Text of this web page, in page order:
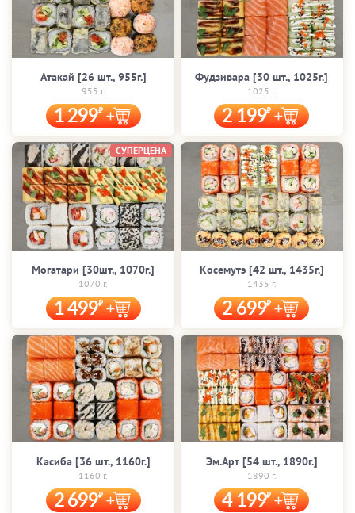
Атакай [26 шт., 955г.]
955 г.
1 299
Фудзивара [30 шт., 1025г.]
1025 г.
2 199
Могатари [30шт., 1070г.]
1070 г.
1 499
СУПЕРЦЕНА
Косемутэ [42 шт., 1435г.]
1435 г.
2 699
Касиба [36 шт., 1160г.]
1160 г.
2 699
Эм.Арт [54 шт., 1890г.]
1890 г.
4 199